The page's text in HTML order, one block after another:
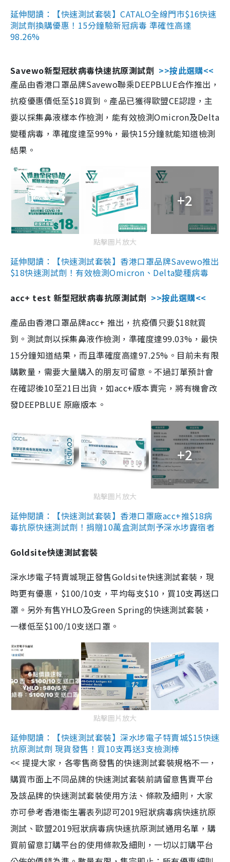
延伸閱讀：【快速測試套裝】CATALO全線門市$16快速
測試劑換購優惠！15分鐘驗新冠病毒 準確性高達
98.26%
Savewo新型冠狀病毒快速抗原測試劑 >>按此選購<<
產品由香港口罩品牌Savewo聯乘DEEPBLUE合作推出，
抗疫優惠價低至$18買到。產品已獲得歐盟CE認證，主
要以採集鼻液樣本作檢測，能有效檢測Omicron及Delta
變種病毒，準確度達至99%，最快15分鐘就能知道檢測
結果。
+2
點擊圖片放大
延伸閱讀：【快速測試套裝】香港口罩品牌Savewo推出
$18快速測試劑！有效檢測Omicron、Delta變種病毒
acc+ test 新型冠狀病毒抗原測試劑 >>按此選購<<
產品由香港口罩品牌acc+ 推出，抗疫價只要$18就買
到。測試劑以採集鼻液作檢測，準確度達99.03%，最快
15分鐘知道結果，而且準確度高達97.25%。目前未有限
購數量，需要大量購入的朋友可留意。不過訂單預計會
在確認後10至21日出貨，如acc+版本賣完，將有機會改
發DEEPBLUE 原廠版本。
+2
點擊圖片放大
延伸閱讀：【快速測試套裝】香港口罩廠acc+推$18病
毒抗原快速測試劑！捐贈10萬盒測試劑予深水埗露宿者
Goldsite快速測試套裝
深水埗電子特賣城現正發售Goldsite快速測試套裝，現
時更有優惠，$100/10支，平均每支$10，買10支再送口
罩。另外有售YHLO及Green Spring的快速測試套裝，
一樣低至$100/10支送口罩。
點擊圖片放大
延伸閱讀：【快速測試套裝】深水埗電子特賣城$15快速
抗原測試劑 現貨發售！買10支再送3支檢測棒
<< 提提大家，各零售商發售的快速測試套裝規格不一，
購買市面上不同品牌的快速測試套裝前請留意售賣平台
及該品牌的快速測試套裝使用方法、條款及細則，大家
亦可參考香港衞生署表列認可2019冠狀病毒病快速抗原
測試、歐盟2019冠狀病毒病快速抗原測試通用名單，購
買前留意訂購平台的使用條款及細則，一切以訂購平台